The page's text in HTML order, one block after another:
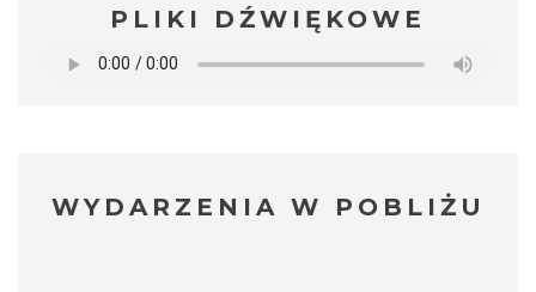
PLIKI DŹWIĘKOWE
WYDARZENIA W POBLIŻU